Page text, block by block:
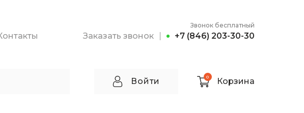
Заказать звонок
Звонок бесплатный
+7 (846) 203-30-30
Войти 0 Корзина